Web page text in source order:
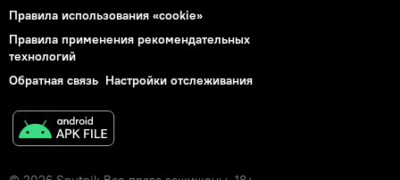
Правила использования «cookie»
Правила применения рекомендательных
технологий
Обратная связь Настройки отслеживания